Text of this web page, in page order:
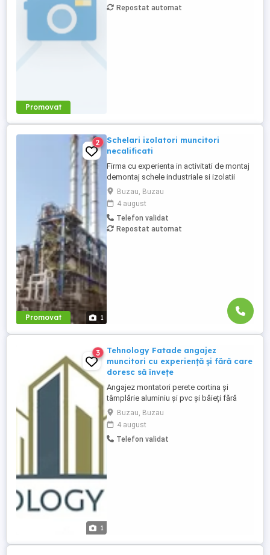
Promovat
si indemanare profesionala, cuprins intre
Repostat automat
Promovat 1
2
Schelari izolatori muncitori
necalificati
Firma cu experienta in activitati de montaj
demontaj schele industriale si izolatii
industriale in rafinarii, combinate
petrochimice, otelarii ofera locuri de
munca in Belgia pentru: - schelari
muncitori necalificati pentru activitatea de
montaj demontaj schele industriale; -
Buzau, Buzau
4 august
Telefon validat
Repostat automat
1
3
Tehnology Fatade angajez
muncitori cu experiență și fără care
doresc să învețe
Angajez montatori perete cortina și
tâmplărie aluminiu și pvc și băieți fără
experienta care vor să învețe
Buzau, Buzau
4 august
Telefon validat